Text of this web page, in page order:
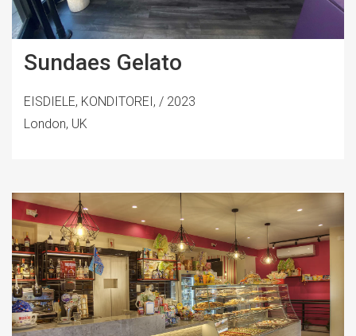
Sundaes Gelato
EISDIELE, KONDITOREI, / 2023
London, UK